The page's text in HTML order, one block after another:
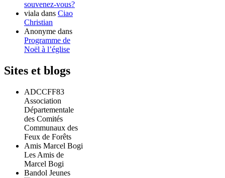
souvenez-vous?
viala dans Ciao
Christian
Anonyme dans
Programme de
Noël à l’église
Sites et blogs
ADCCFF83
Association
Départementale
des Comités
Communaux des
Feux de Forêts
Amis Marcel Bogi
Les Amis de
Marcel Bogi
Bandol Jeunes